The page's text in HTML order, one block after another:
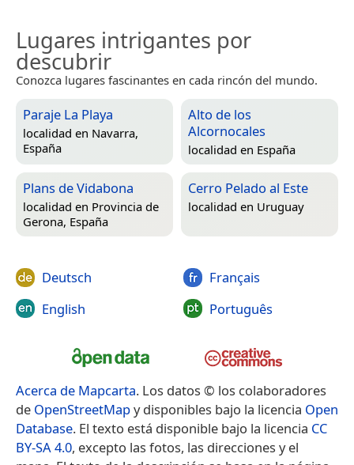
Lugares intrigantes por
descubrir
Conozca lugares fascinantes en cada rincón del mundo.
Paraje La Playa
localidad en Navarra,
España
Alto de los
Alcornocales
localidad en España
Plans de Vidabona
localidad en Provincia de
Gerona, España
Cerro Pelado al Este
localidad en Uruguay
Deutsch
English
Français
Português
Acerca de Mapcarta. Los datos © los colaboradores
de OpenStreetMapy disponibles bajo la licencia Open
Database. El texto está disponible bajo la licencia CC
BY-SA 4.0, excepto las fotos, las direcciones y el